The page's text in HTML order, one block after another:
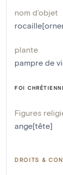
nom d'objet
plante
pampre de
FOI
Figures
ange[tête]
DROITS &